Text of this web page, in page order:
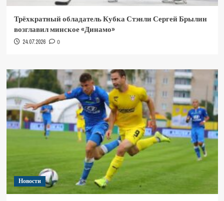
Трёхкратный обладатель Кубка Стэнли Сергей Брылин
возглавил минское «Динамо»
24.07.2026 0
Новости